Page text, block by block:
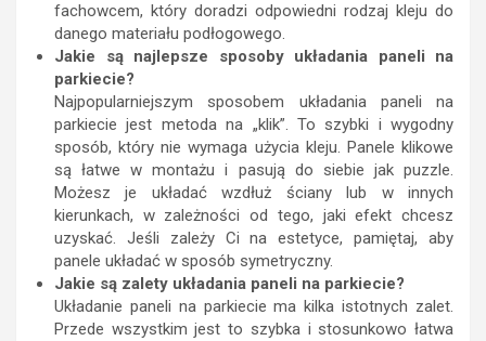
fachowcem, który doradzi odpowiedni rodzaj kleju do
danego materiału podłogowego.
Jakie są najlepsze sposoby układania paneli na
parkiecie?
Najpopularniejszym sposobem układania paneli na
parkiecie jest metoda na „klik”. To szybki i wygodny
sposób, który nie wymaga użycia kleju. Panele klikowe
są łatwe w montażu i pasują do siebie jak puzzle.
Możesz je układać wzdłuż ściany lub w innych
kierunkach, w zależności od tego, jaki efekt chcesz
uzyskać. Jeśli zależy Ci na estetyce, pamiętaj, aby
panele układać w sposób symetryczny.
Jakie są zalety układania paneli na parkiecie?
Układanie paneli na parkiecie ma kilka istotnych zalet.
Przede wszystkim jest to szybka i stosunkowo łatwa